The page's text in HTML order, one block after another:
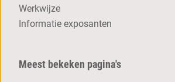
Werkwijze
Informatie exposanten
Meest bekeken pagina's